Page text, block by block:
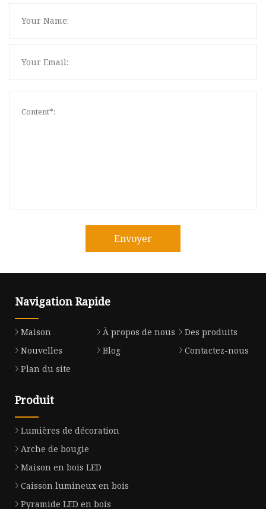
Envoyer
Navigation Rapide
Maison À propos de nous
Des produits
Nouvelles
Blog
Contactez-nous
Plan du site
Produit
Lumières de décoration
Arche de bougie
Maison en bois LED
Caisson lumineux en bois
Pyramide LED en bois